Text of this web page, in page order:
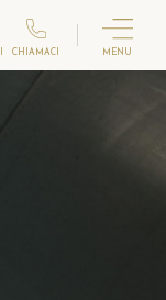
CHIAMACI MENU